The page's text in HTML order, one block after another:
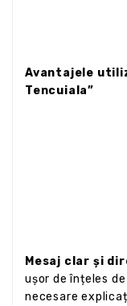
Avantajele
Tencuiala”
Mesaj clar și
ușor de înțeles
necesare